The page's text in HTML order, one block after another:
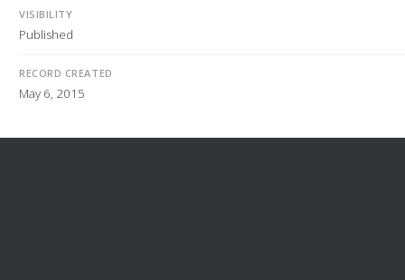
VISIBILITY
Published
RECORD CREATED
May 6, 2015